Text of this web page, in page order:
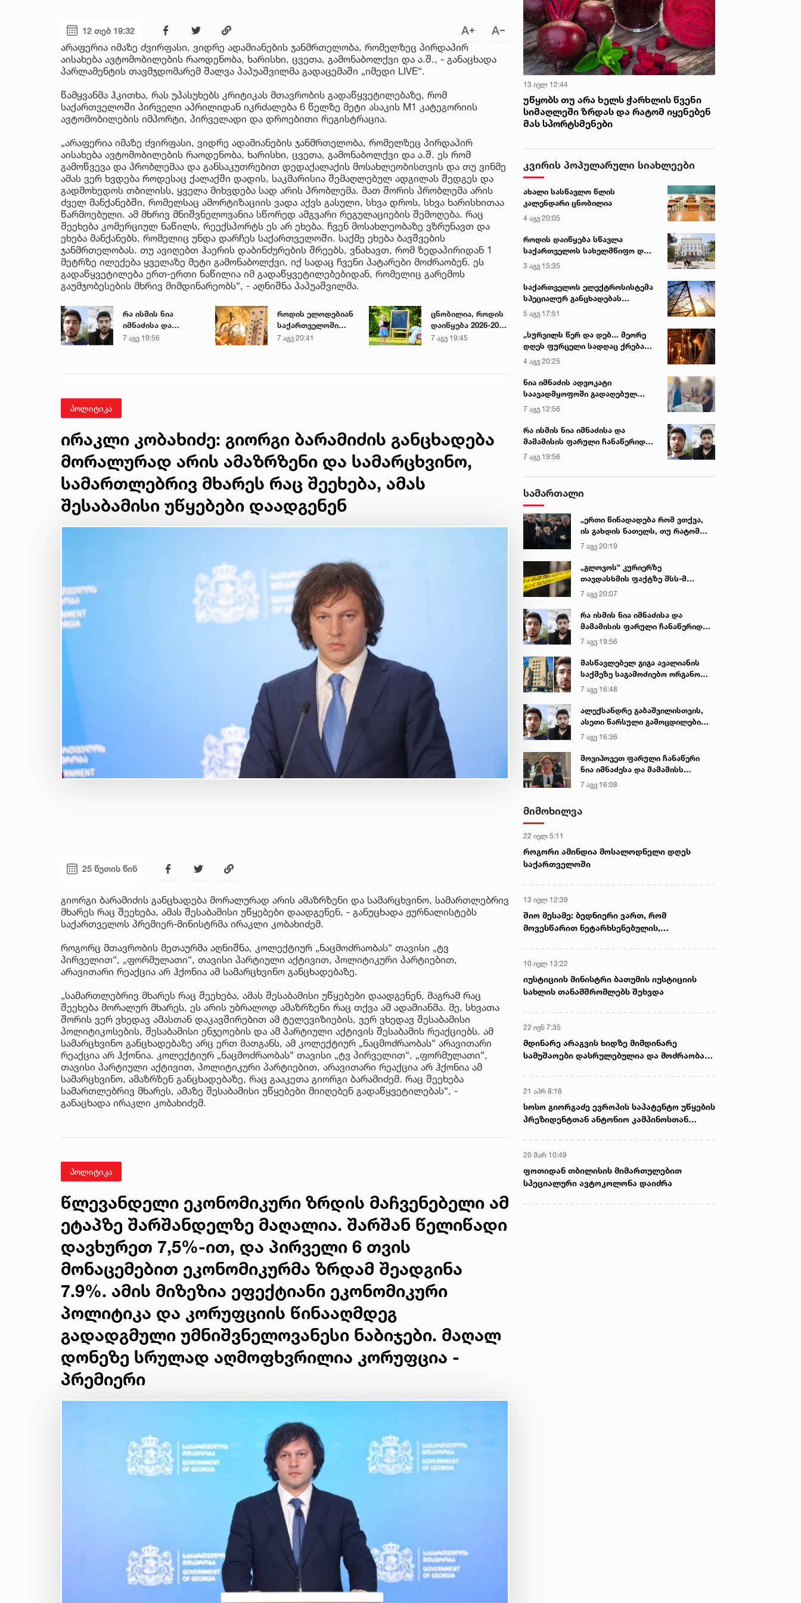
12 თებ 19:32
არაფერია იმაზე ძვირფასი, ვიდრე ადამიანების ჯანმრთელობა, რომელზეც პირდაპირ
აისახება ავტომობილების რაოდენობა, ხარისხი, ცვეთა, გამონაბოლქვი და ა.შ., - განაცხადა
პარლამენტის თავმჯდომარემ შალვა პაპუაშვილმა გადაცემაში „იმედი LIVE“.
წამყვანმა ჰკითხა, რას უპასუხებს კრიტიკას მთავრობის გადაწყვეტილებაზე, რომ
საქართველოში პირველი აპრილიდან იკრძალება 6 წელზე მეტი ასაკის M1 კატეგორიის
ავტომობილების იმპორტი, პირველადი და დროებითი რეგისტრაცია.
„არაფერია იმაზე ძვირფასი, ვიდრე ადამიანების ჯანმრთელობა, რომელზეც პირდაპირ
აისახება ავტომობილების რაოდენობა, ხარისხი, ცვეთა, გამონაბოლქვი და ა.შ. ეს რომ
გამოწვევა და პრობლემაა და განსაკუთრებით დედაქალაქის მოსახლეობისთვის და თუ ვინმე
ამას ვერ ხვდება როდესაც ქალაქში დადის, საკმარისია შემაღლებულ ადგილას შედგეს და
გადმოხედოს თბილისს, ყველა მიხვდება სად არის პრობლემა. მათ შორის პრობლემა არის
ძველ მანქანებში, რომელსაც ამორტიზაციის ვადა აქვს გასული, სხვა დროს, სხვა ხარისხითაა
წარმოებული. ამ მხრივ მნიშვნელოვანია სწორედ ამგვარი რეგულაციების შემოღება. რაც
შეეხება კომერციულ ნაწილს, რეექსპორტს ეს არ ეხება. ჩვენ მოსახლეობაზე ვზრუნავთ და
ეხება მანქანებს, რომელიც უნდა დარჩეს საქართველოში. საქმე ეხება ბავშვების
ჯანმრთელობას. თუ ავიღებთ ჰაერის დაბინძურების შრეებს, ვნახავთ, რომ ზედაპირიდან 1
მეტრზე ილექება ყველაზე მეტი გამონაბოლქვი, იქ სადაც ჩვენი პატარები მოძრაობენ. ეს
გადაწყვეტილება ერთ-ერთი ნაწილია იმ გადაწყვეტილებებიდან, რომელიც გარემოს
გაუმჯობესების მხრივ მიმდინარეობს“, - აღნიშნა პაპუაშვილმა.
რა ისმის ნია
იმნაძისა და
მამამისის ფარული
7 აგვ 19:56
როდის ელოდებიან
საქართველოში
+40-გრადუსიან
7 აგვ 20:41
ცნობილია, როდის
დაიწყება 2026-2027
სასწავლო წელი
7 აგვ 19:45
პოლიტიკა
ირაკლი კობახიძე: გიორგი ბარამიძის განცხადება
მორალურად არის ამაზრზენი და სამარცხვინო,
სამართლებრივ მხარეს რაც შეეხება, ამას
შესაბამისი უწყებები დაადგენენ
25 წუთის წინ
გიორგი ბარამიძის განცხადება მორალურად არის ამაზრზენი და სამარცხვინო, სამართლებრივ
მხარეს რაც შეეხება, ამას შესაბამისი უწყებები დაადგენენ, - განუცხადა ჟურნალისტებს
საქართველოს პრემიერ-მინისტრმა ირაკლი კობახიძემ.
როგორც მთავრობის მეთაურმა აღნიშნა, კოლექტიურ „ნაცმოძრაობას“ თავისი „ტვ
პირველით“, „ფორმულათი“, თავისი პარტიული აქტივით, პოლიტიკური პარტიებით,
არავითარი რეაქცია არ ჰქონია ამ სამარცხვინო განცხადებაზე.
„სამართლებრივ მხარეს რაც შეეხება, ამას შესაბამისი უწყებები დაადგენენ, მაგრამ რაც
შეეხება მორალურ მხარეს, ეს არის უბრალოდ ამაზრზენი რაც თქვა ამ ადამიანმა. მე, სხვათა
შორის ვერ ვხედავ ამასთან დაკავშირებით ამ ტელევიზიების, ვერ ვხედავ შესაბამისი
პოლიტიკოსების, შესაბამისი ენჯეოების და ამ პარტიული აქტივის შესაბამის რეაქციებს. ამ
სამარცხვინო განცხადებაზე არც ერთ მათგანს, ამ კოლექტიურ „ნაცმოძრაობას“ არავითარი
რეაქცია არ ჰქონია. კოლექტიურ „ნაცმოძრაობას“ თავისი „ტვ პირველით“, „ფორმულათი“,
თავისი პარტიული აქტივით, პოლიტიკური პარტიებით, არავითარი რეაქცია არ ჰქონია ამ
სამარცხვინო, ამაზრზენ განცხადებაზე, რაც გააკეთა გიორგი ბარამიძემ. რაც შეეხება
სამართლებრივ მხარეს, ამაზე შესაბამისი უწყებები მიიღებენ გადაწყვეტილებას“, -
განაცხადა ირაკლი კობახიძემ.
პოლიტიკა
წლევანდელი ეკონომიკური ზრდის მაჩვენებელი ამ
ეტაპზე შარშანდელზე მაღალია. შარშან წელიწადი
დავხურეთ 7,5%-ით, და პირველი 6 თვის
მონაცემებით ეკონომიკურმა ზრდამ შეადგინა
7.9%. ამის მიზეზია ეფექტიანი ეკონომიკური
პოლიტიკა და კორუფციის წინააღმდეგ
გადადგმული უმნიშვნელოვანესი ნაბიჯები. მაღალ
დონეზე სრულად აღმოფხვრილია კორუფცია -
პრემიერი
13 ივლ 12:44
უწყობს თუ არა ხელს ჭარხლის წვენი
სიმაღლეში ზრდას და რატომ იყენებენ
მას სპორტსმენები
კვირის პოპულარული სიახლეები
ახალი სასწავლო წლის
კალენდარი ცნობილია
4 აგვ 20:05
როდის დაიწყება სწავლა
საქართველოს სახელმწიფო და
კერძო უნივერსიტეტებში
3 აგვ 15:35
საქართველოს ელექტროსისტემა
სპეციალურ განცხადებას
ავრცელებს
5 აგვ 17:51
„სურვილს წერ და დებ... მეორე
დღეს ფურცელი სადღაც ქრება
და სურვილი სრულდება...“ -
სასწაულმოქმედი ტაძარი შიდა
ქართლში
4 აგვ 20:25
ნია იმნაძის ადვოკატი
საავადმყოფოში გადაღებულ
კადრებს ავრცელებს
7 აგვ 12:56
რა ისმის ნია იმნაძისა და
მამამისის ფარული ჩანაწერიდან
- გიგა ავალიანის მკვლელობის
საქმე
7 აგვ 19:56
სამართალი
„ერთი წინადადება რომ ვთქვა,
ის გახდის ნათელს, თუ რატომ
იყო ნია იმნაძე წამქეზებელი...“ -
გიგა ავალიანის დედა
7 აგვ 20:19
„გლოვოს“ კურიერზე
თავდასხმის ფაქტზე შსს-მ
გამოძიება დაიწყო
7 აგვ 20:07
რა ისმის ნია იმნაძისა და
მამამისის ფარული ჩანაწერიდან
- გიგა ავალიანის მკვლელობის
საქმე
7 აგვ 19:56
მასწავლებელ გიგა ავალიანის
საქმეზე საგამოძიებო ორგანო
დაკავებულ არასრულწლოვნებს -
ნია იმნაძესა და ანასტასია
ბერუაშვილს 30 დღის
განმავლობაში ფარულად
7 აგვ 16:48
ალექსანდრე გაბაშვილისთვის,
ასეთი წარსული გამოცდილების
ადამიანისთვის ინფორმაციის
მიწოდება, რომ მასწავლებელი
სექსუალურად ავიწროებდა,
ფაქტობრივად, წაქეზება იყო -
7 აგვ 16:36
მოვიპოვეთ ფარული ჩანაწერი
ნია იმნაძესა და მამამისს
შორის, განიხილავდნენ, როგორ
ჩაიდინა გაბაშვილმა დანაშაული
არასწორად მოიქცა, თუმცა
ეპოქაში სხვანაირად ხდება -
პროკურორი
7 აგვ 16:08
მიმოხილვა
22 ივლ 5:11
როგორი ამინდია მოსალოდნელი დღეს
საქართველოში
13 ივლ 12:39
შიო მესამე: ბედნიერი ვართ, რომ
მოვესწარით ნეტარხსენებულის,
10 ივლ 13:22
იუსტიციის მინისტრი ბათუმის იუსტიციის
სახლის თანამშრომლებს შეხვდა
22 ივნ 7:35
მდინარე არაგვის ხიდზე მიმდინარე
სამუშაოები დასრულებულია და მოძრაობა
21 აპრ 8:16
სოსო გიორგაძე ევროპის საპატენტო უწყების
პრეზიდენტთან ანტონიო კამპინოსთან
20 მარ 10:49
ფოთიდან თბილისის მიმართულებით
სპეციალური ავტოკოლონა დაიძრა